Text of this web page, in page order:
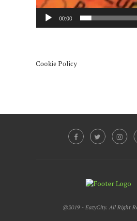
00:00
Cookie Policy
@2019 - EazyCity. All Right